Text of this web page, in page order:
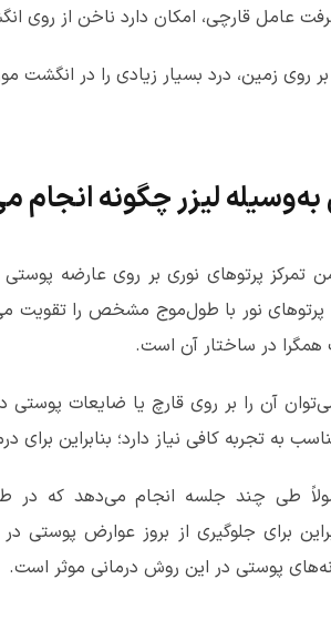
عامل قارچی، امکان دارد ناخن از روی
روی زمین، درد بسیار زیادی را در انگشت
لیزر چگونه انجام
تمرکز پرتوهای نوری بر روی عارضه
پرتوهای نور با طول‌موج مشخص را تقویت
همگرا در ساختار آن است.
آن را بر روی قارچ یا ضایعات
به تجربه کافی نیاز دارد؛ بنابر‌این
طی چند جلسه انجام می‌دهد
برای جلوگیری از بروز عوارض
پوستی در این روش درمانی موثر است.